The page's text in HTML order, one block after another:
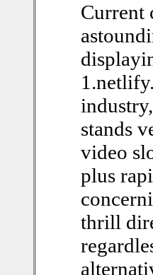
Current
stands
video
plus
thrill